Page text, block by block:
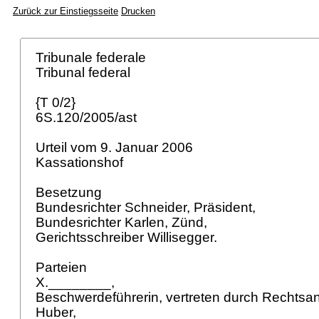
Zurück zur Einstiegsseite Drucken
Tribunale federale
Tribunal federal
{T 0/2}
6S.120/2005/ast
Urteil vom 9. Januar 2006
Kassationshof
Besetzung
Bundesrichter Schneider, Präsident,
Bundesrichter Karlen, Zünd,
Gerichtsschreiber Willisegger.
Parteien
X.________,
Beschwerdeführerin, vertreten durch
Huber,